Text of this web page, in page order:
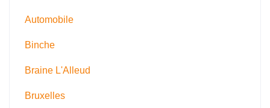
Automobile
Binche
Braine L'Alleud
Bruxelles